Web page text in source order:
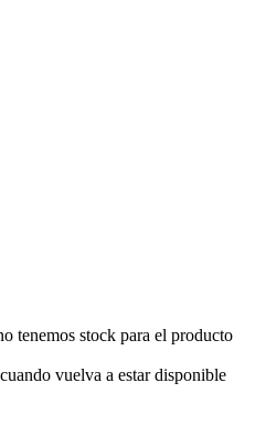
tenemos stock para el producto
vuelva a estar disponible